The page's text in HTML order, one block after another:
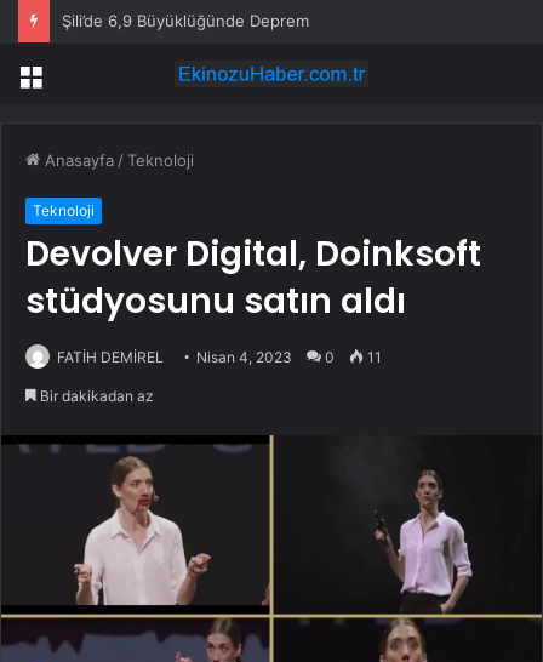
Şili’de 6,9 Büyüklüğünde Deprem
Menü
Anasayfa /Teknoloji
Teknoloji
Devolver Digital, Doinksoft
stüdyosunu satın aldı
FATİH DEMİREL Nisan 4, 2023 0 11
Bir dakikadan az